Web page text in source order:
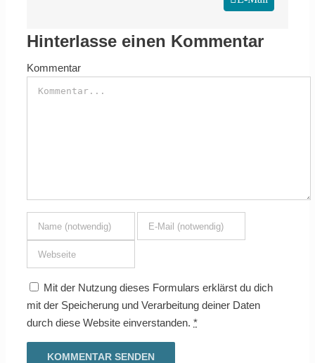
Hinterlasse einen Kommentar
Kommentar
Mit der Nutzung dieses Formulars erklärst du dich
mit der Speicherung und Verarbeitung deiner Daten
durch diese Website einverstanden. *